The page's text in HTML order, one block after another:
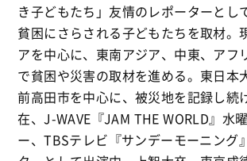
き子どもたち」友情のレポーターとし
貧困にさらされる子どもたちを取材。
アを中心に、東南アジア、中東、アフ
で貧困や災害の取材を進める。東日本
前高田市を中心に、被災地を記録し続
在、J-WAVE『JAM THE WORLD』水
ー、TBSテレビ『サンデーモーニング